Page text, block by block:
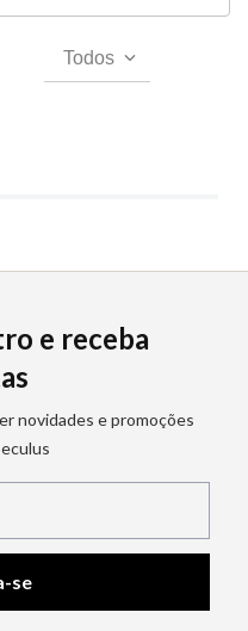
Todos
e receba
novidades e promoções
se